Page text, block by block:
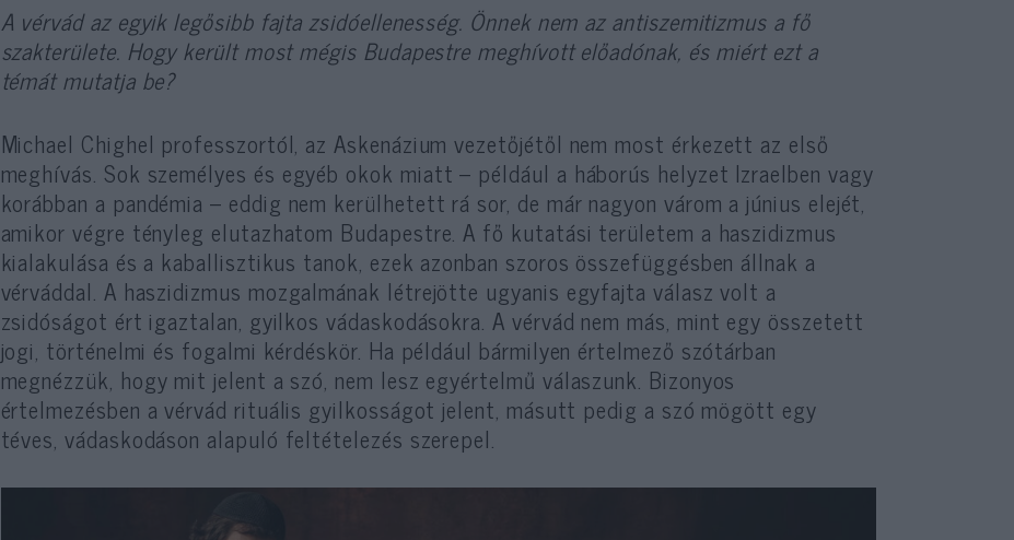
A vérvád az egyik legősibb fajta zsidóellenesség. Önnek nem az antiszemitizmus a fő
szakterülete. Hogy került most mégis Budapestre meghívott előadónak, és miért ezt a
témát mutatja be?
Michael Chighel professzortól, az Askenázium vezetőjétől nem most érkezett az első
meghívás. Sok személyes és egyéb okok miatt – például a háborús helyzet Izraelben vagy
korábban a pandémia – eddig nem kerülhetett rá sor, de már nagyon várom a június elejét,
amikor végre tényleg elutazhatom Budapestre. A fő kutatási területem a haszidizmus
kialakulása és a kaballisztikus tanok, ezek azonban szoros összefüggésben állnak a
vérváddal. A haszidizmus mozgalmának létrejötte ugyanis egyfajta válasz volt a
zsidóságot ért igaztalan, gyilkos vádaskodásokra. A vérvád nem más, mint egy összetett
jogi, történelmi és fogalmi kérdéskör. Ha például bármilyen értelmező szótárban
megnézzük, hogy mit jelent a szó, nem lesz egyértelmű válaszunk. Bizonyos
értelmezésben a vérvád rituális gyilkosságot jelent, másutt pedig a szó mögött egy
téves, vádaskodáson alapuló feltételezés szerepel.